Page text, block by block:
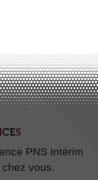
CES
PNS Intérim
vous.